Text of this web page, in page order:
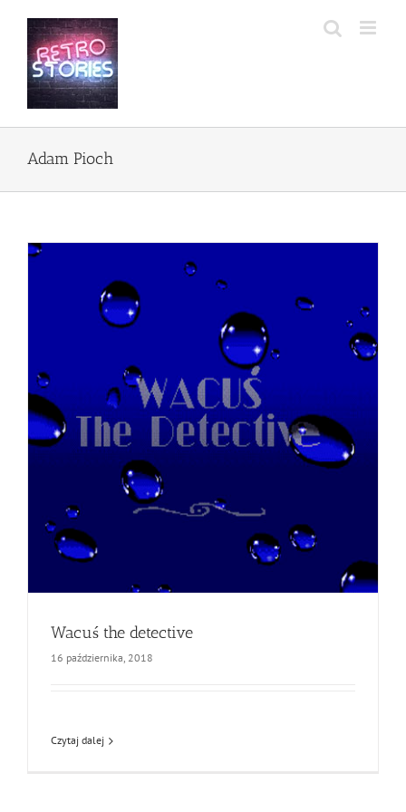
zawartości
Adam Pioch
Wacuś the detective
16 października, 2018
Czytaj dalej